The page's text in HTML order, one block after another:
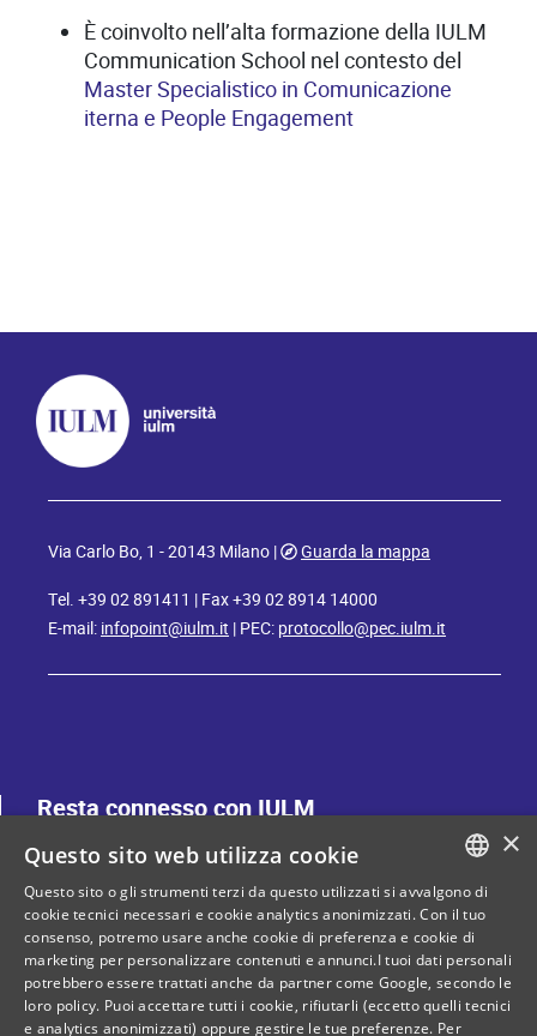
È coinvolto nell’alta formazione della IULM
Communication School nel contesto del
Master Specialistico in Comunicazione
iterna e People Engagement
Via Carlo Bo, 1 - 20143 Milano |
Guarda la mappa
Tel. +39 02 891411 | Fax +39 02 8914 14000
E-mail: infopoint@iulm.it | PEC: protocollo@pec.iulm.it
Resta connesso con IULM
Privacy policy Cookie Policy
ITALIAN
ENGLISH
×
Questo sito web utilizza cookie
Questo sito o gli strumenti terzi da questo utilizzati si avvalgono di
cookie tecnici necessari e cookie analytics anonimizzati. Con il tuo
consenso, potremo usare anche cookie di preferenza e cookie di
marketing per personalizzare contenuti e annunci.I tuoi dati personali
potrebbero essere trattati anche da partner come Google, secondo le
loro policy. Puoi accettare tutti i cookie, rifiutarli (eccetto quelli tecnici
e analytics anonimizzati) oppure gestire le tue preferenze. Per